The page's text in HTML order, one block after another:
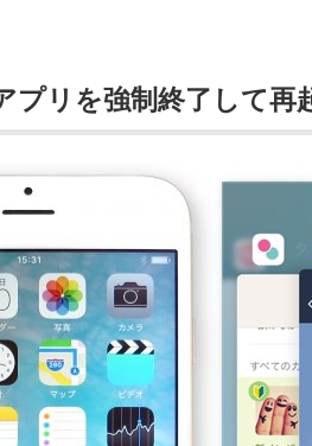
プリを強制終了して再